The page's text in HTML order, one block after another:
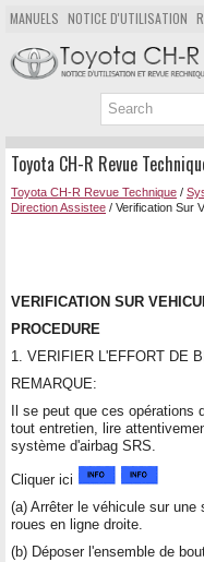
MANUELS NOTICE D'UTILISATION
POPULAIRE
PLAN DU SITE
Toyota CH-R Revue
Toyota CH-R Revue Technique /
Direction Assistee / Verification Sur
VERIFICATION SUR
PROCEDURE
1. VERIFIER L'EFFORT DE
REMARQUE:
Il se peut que ces opérations
tout entretien, lire
système d'airbag SRS.
Cliquer ici
(a) Arrêter le véhicule sur
roues en ligne droite.
(b) Déposer l'ensemble de